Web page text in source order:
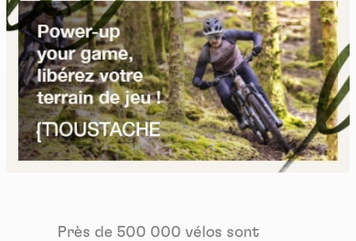
Près de 500 000 vélos sont